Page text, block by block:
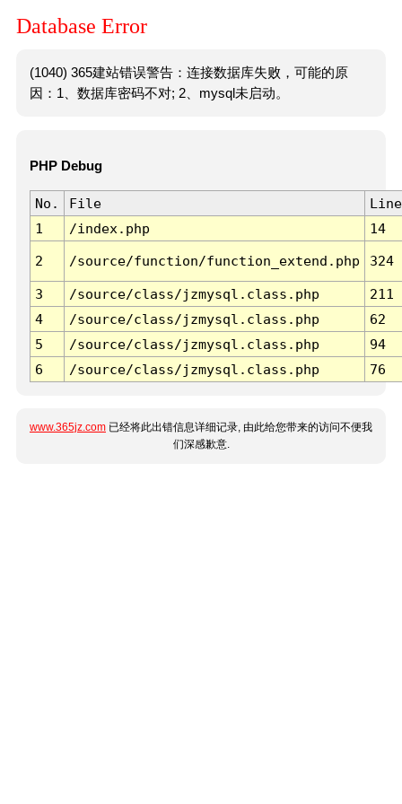
Database Error
(1040) 365建站错误警告：连接数据库失败，可能的原
因：1、数据库密码不对; 2、mysql未启动。
PHP Debug
No. File
Line
1
/index.php 14
2 /source/function/function_extend.php 324
3 /source/class/jzmysql.class.php
211
4
/source/class/jzmysql.class.php
62
5
/source/class/jzmysql.class.php
94
6
/source/class/jzmysql.class.php 76
www.365jz.com 已经将此出错信息详细记录, 由此给您带来的访问不便我
们深感歉意.